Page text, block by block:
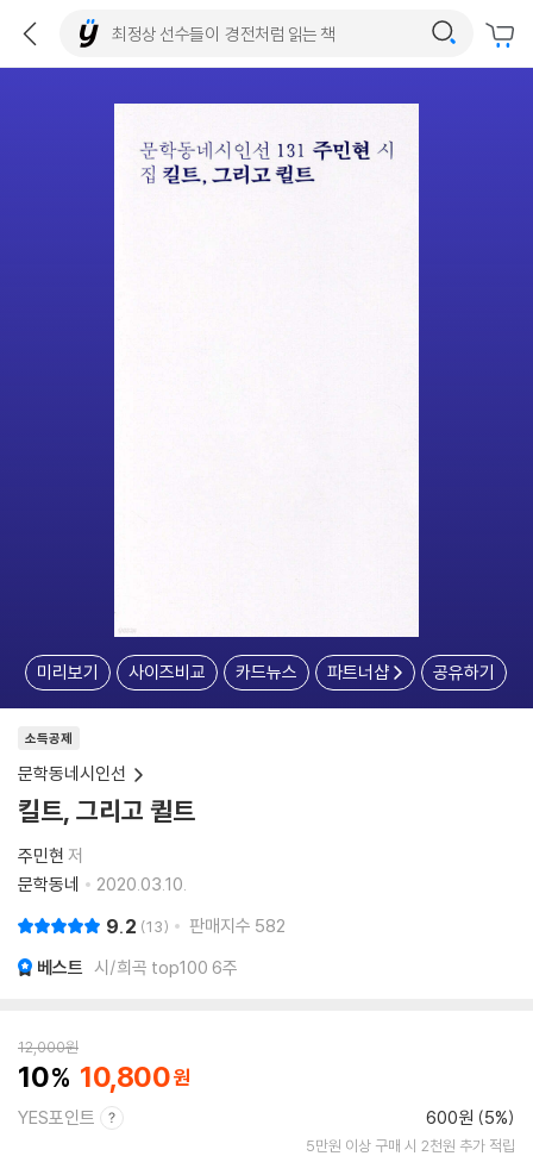
미리보기 사이즈비교 카드뉴스 파트너샵 공유하기
소득공제
문학동네시인선
킬트, 그리고 퀼트
주민현 저
문학동네
2020.03.10.
9.2 13 판매지수 582
베스트 시/희곡 top100 6주
12,000원
10 10,800
YES포인트 600원 (5%)
5만원 이상 구매 시 2천원 추가 적립